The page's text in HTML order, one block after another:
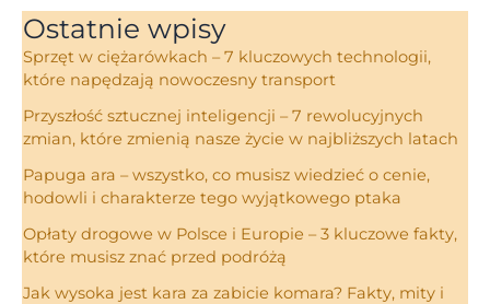
Ostatnie wpisy
Sprzęt w ciężarówkach – 7 kluczowych technologii,
które napędzają nowoczesny transport
Przyszłość sztucznej inteligencji – 7 rewolucyjnych
zmian, które zmienią nasze życie w najbliższych latach
Papuga ara – wszystko, co musisz wiedzieć o cenie,
hodowli i charakterze tego wyjątkowego ptaka
Opłaty drogowe w Polsce i Europie – 3 kluczowe fakty,
które musisz znać przed podróżą
Jak wysoka jest kara za zabicie komara? Fakty, mity i